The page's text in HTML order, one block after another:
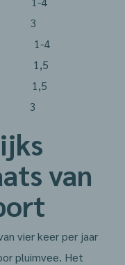
3
1-4
1,5
1,5
3
van
vier keer per jaar
pluimvee. Het